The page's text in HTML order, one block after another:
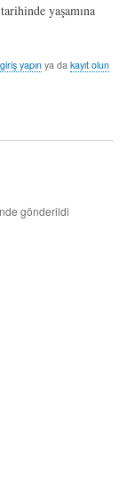
yaşamına
giriş yapınya da kayıt olun
gönderildi